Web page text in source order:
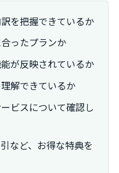
を把握できているか
ったプランか
が反映されているか
解できているか
ビスについて確認し
など、お得な特典を